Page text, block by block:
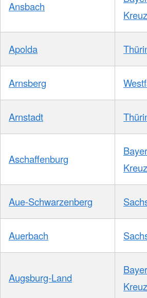
Ansbach
Kreuz
Apolda
Arnsberg
Arnstadt
Aschaffenburg
Kreuz
Aue-Schwarzenberg
Auerbach
Augsburg-Land
Kreuz